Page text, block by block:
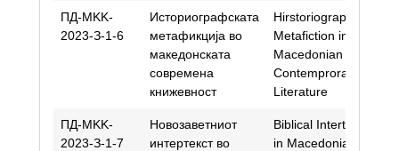
ПД-МKK-
2023-З-1-6
Историографската
метафикција во
македонската
современа
книжевност
Hirstoriographical
Metafiction in
Macedonian
Contemproray
Literature
ПД-МKK-
2023-З-1-7
Новозаветниот
интертекст во
Biblical Intertext
in Macedonian